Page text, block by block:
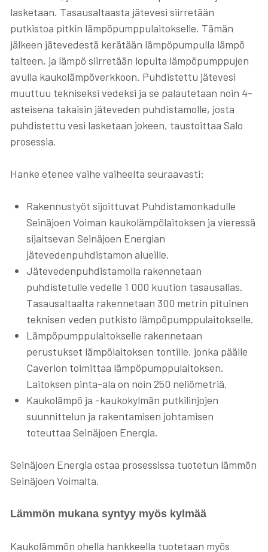
lasketaan. Tasausaltaasta jätevesi siirretään
putkistoa pitkin lämpöpumppulaitokselle. Tämän
jälkeen jätevedestä kerätään lämpöpumpulla lämpö
talteen, ja lämpö siirretään lopulta lämpöpumppujen
avulla kaukolämpöverkkoon. Puhdistettu jätevesi
muuttuu tekniseksi vedeksi ja se palautetaan noin 4-
asteisena takaisin jäteveden puhdistamolle, josta
puhdistettu vesi lasketaan jokeen, taustoittaa Salo
prosessia.
Hanke etenee vaihe vaiheelta seuraavasti:
Rakennustyöt sijoittuvat Puhdistamonkadulle
Seinäjoen Voiman kaukolämpölaitoksen ja vieressä
sijaitsevan Seinäjoen Energian
jätevedenpuhdistamon alueille.
Jätevedenpuhdistamolla rakennetaan
puhdistetulle vedelle 1 000 kuution tasausallas.
Tasausaltaalta rakennetaan 300 metrin pituinen
teknisen veden putkisto lämpöpumppulaitokselle.
Lämpöpumppulaitokselle rakennetaan
perustukset lämpölaitoksen tontille, jonka päälle
Caverion toimittaa lämpöpumppulaitoksen.
Laitoksen pinta-ala on noin 250 neliömetriä.
Kaukolämpö ja -kaukokylmän putkilinjojen
suunnittelun ja rakentamisen johtamisen
toteuttaa Seinäjoen Energia.
Seinäjoen Energia ostaa prosessissa tuotetun lämmön
Seinäjoen Voimalta.
Lämmön mukana syntyy myös kylmää
Kaukolämmön ohella hankkeella tuotetaan myös